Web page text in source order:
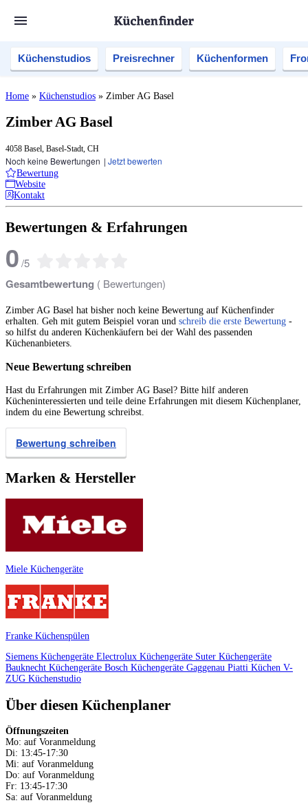
Küchenstudios Preisrechner Küchenformen
Home » Küchenstudios » Zimber AG Basel
Zimber AG Basel
4058 Basel, Basel-Stadt, CH
Noch keine Bewertungen | Jetzt bewerten
Bewertung
Website
Kontakt
Bewertungen & Erfahrungen
0/5
Gesamtbewertung ( Bewertungen)
Zimber AG Basel hat bisher noch keine Bewertung auf Küchenfinder
erhalten. Geh mit gutem Beispiel voran und schreib die erste Bewertung -
so hilfst du anderen Küchenkäufern bei der Wahl des passenden
Küchenanbieters.
Neue Bewertung schreiben
Hast du Erfahrungen mit Zimber AG Basel? Bitte hilf anderen
Kücheninteressierten und teile deine Erfahrungen mit diesem Küchenplaner,
indem du eine Bewertung schreibst.
Bewertung schreiben
Marken & Hersteller
Miele Küchengeräte
Franke Küchenspülen
Siemens Küchengeräte Electrolux Küchengeräte Suter Küchengeräte
Bauknecht Küchengeräte Bosch Küchengeräte Gaggenau Piatti Küchen V-
ZUG Küchenstudio
Über diesen Küchenplaner
Öffnungszeiten
Mo: auf Voranmeldung
Di: 13:45-17:30
Mi: auf Voranmeldung
Do: auf Voranmeldung
Fr: 13:45-17:30
Sa: auf Voranmeldung